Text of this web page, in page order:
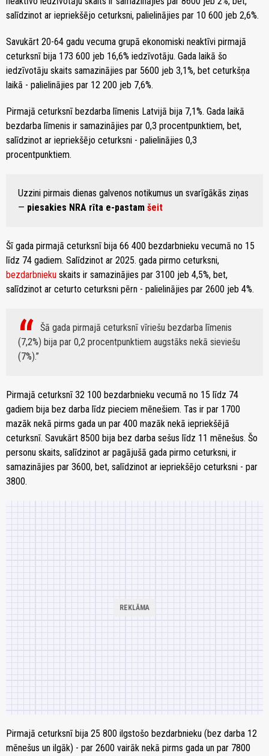
salīdzinot ar iepriekšējo ceturksni, palielinājies par 10 600 jeb 2,6%.
Savukārt 20-64 gadu vecuma grupā ekonomiski neaktīvi pirmajā
ceturksnī bija 173 600 jeb 16,6% iedzīvotāju. Gada laikā šo
iedzīvotāju skaits samazinājies par 5600 jeb 3,1%, bet ceturkšņa
laikā - palielinājies par 12 200 jeb 7,6%.
Pirmajā ceturksnī bezdarba līmenis Latvijā bija 7,1%. Gada laikā
bezdarba līmenis ir samazinājies par 0,3 procentpunktiem, bet,
salīdzinot ar iepriekšējo ceturksni - palielinājies 0,3
procentpunktiem.
Uzzini pirmais dienas galvenos notikumus un svarīgākās ziņas
— piesakies NRA rīta e-pastam šeit
Šī gada pirmajā ceturksnī bija 66 400 bezdarbnieku vecumā no 15
līdz 74 gadiem. Salīdzinot ar 2025. gada pirmo ceturksni,
bezdarbnieku skaits ir samazinājies par 3100 jeb 4,5%, bet,
salīdzinot ar ceturto ceturksni pērn - palielinājies par 2600 jeb 4%.
Šā gada pirmajā ceturksnī vīriešu bezdarba līmenis
(7,2%) bija par 0,2 procentpunktiem augstāks nekā sieviešu
(7%).
Pirmajā ceturksnī 32 100 bezdarbnieku vecumā no 15 līdz 74
gadiem bija bez darba līdz pieciem mēnešiem. Tas ir par 1700
mazāk nekā pirms gada un par 400 mazāk nekā iepriekšējā
ceturksnī. Savukārt 8500 bija bez darba sešus līdz 11 mēnešus. Šo
personu skaits, salīdzinot ar pagājušā gada pirmo ceturksni, ir
samazinājies par 3600, bet, salīdzinot ar iepriekšējo ceturksni - par
3800.
Pirmajā ceturksnī bija 25 800 ilgstošo bezdarbnieku (bez darba 12
mēnešus un ilgāk) - par 2600 vairāk nekā pirms gada un par 7800